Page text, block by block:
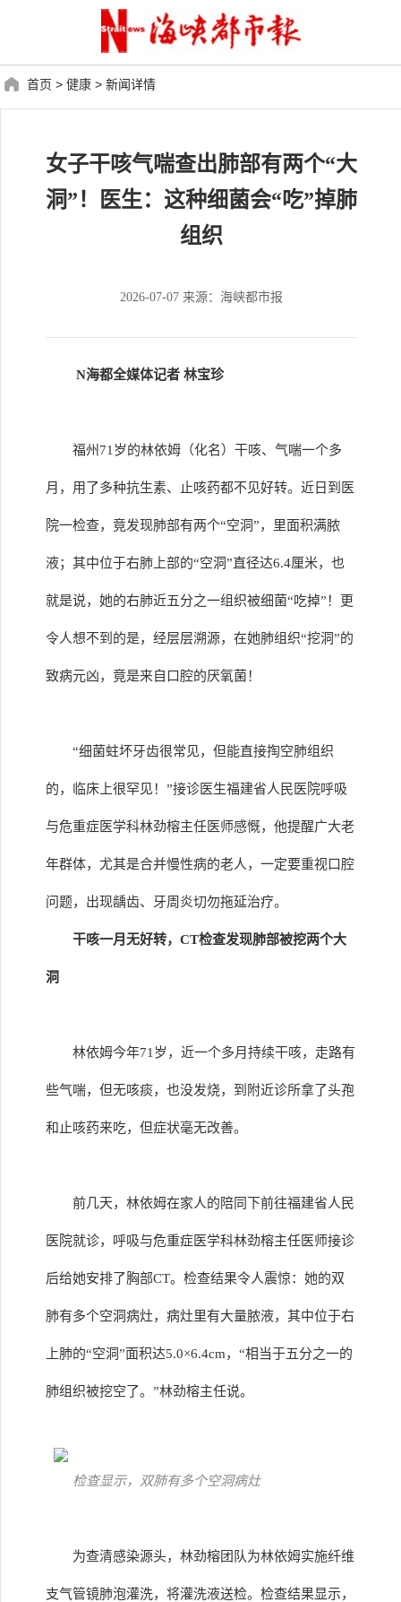
首页 > 健康 > 新闻详情
女子干咳气喘查出肺部有两个“大
洞”！医生：这种细菌会“吃”掉肺
组织
2026-07-07 来源：海峡都市报
N海都全媒体记者 林宝珍
福州71岁的林依姆（化名）干咳、气喘一个多
月，用了多种抗生素、止咳药都不见好转。近日到医
院一检查，竟发现肺部有两个“空洞”，里面积满脓
液；其中位于右肺上部的“空洞”直径达6.4厘米，也
就是说，她的右肺近五分之一组织被细菌“吃掉”！更
令人想不到的是，经层层溯源，在她肺组织“挖洞”的
致病元凶，竟是来自口腔的厌氧菌！
“细菌蛀坏牙齿很常见，但能直接掏空肺组织
的，临床上很罕见！”接诊医生福建省人民医院呼吸
与危重症医学科林劲榕主任医师感慨，他提醒广大老
年群体，尤其是合并慢性病的老人，一定要重视口腔
问题，出现龋齿、牙周炎切勿拖延治疗。
干咳一月无好转，CT检查发现肺部被挖两个大
洞
林依姆今年71岁，近一个多月持续干咳，走路有
些气喘，但无咳痰，也没发烧，到附近诊所拿了头孢
和止咳药来吃，但症状毫无改善。
前几天，林依姆在家人的陪同下前往福建省人民
医院就诊，呼吸与危重症医学科林劲榕主任医师接诊
后给她安排了胸部CT。检查结果令人震惊：她的双
肺有多个空洞病灶，病灶里有大量脓液，其中位于右
上肺的“空洞”面积达5.0×6.4cm，“相当于五分之一的
肺组织被挖空了。”林劲榕主任说。
检查显示，双肺有多个空洞病灶
为查清感染源头，林劲榕团队为林依姆实施纤维
支气管镜肺泡灌洗，将灌洗液送检。检查结果显示，